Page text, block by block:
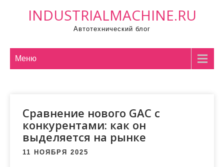
INDUSTRIALMACHINE.RU
Автотехнический блог
Меню
Сравнение нового GAC с
конкурентами: как он
выделяется на рынке
11 НОЯБРЯ 2025